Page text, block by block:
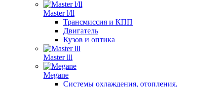
Master l/ll
Трансмиссия и КПП
Двигатель
Кузов и оптика
Master lll
Megane
Системы охлаждения, отопления,